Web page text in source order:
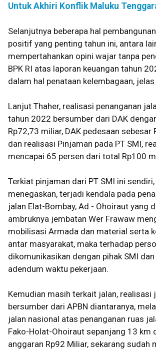
Untuk Akhiri Konflik Maluku
Selanjutnya beberapa hal
positif yang penting tahun ini, antara
mempertahankan opini wajar tanpa
BPK RI atas laporan keuangan tahun
dalam hal penataan kelembagaan, jelas
Lanjut Thaher, realisasi penanganan
tahun 2022 bersumber dari DAK
Rp72,73 miliar, DAK pedesaan sebesar
dan realisasi Pinjaman pada PT SMI,
mencapai 65 persen dari total Rp100
Terkiat pinjaman dari PT SMI ini
menegaskan, terjadi kendala pada
jalan Elat-Bombay, Ad - Ohoiraut yang
ambruknya jembatan Wer Frawaw
mobilisasi Armada dan material serta
antar masyarakat, maka terhadap
dikomunikasikan dengan pihak SMI
adendum waktu pekerjaan.
Kemudian masih terkait jalan, realisasi
bersumber dari APBN diantaranya,
jalan nasional atas penanganan ruas
Fako-Holat-Ohoiraut sepanjang 13 km
anggaran Rp92 Miliar, sekarang sudah